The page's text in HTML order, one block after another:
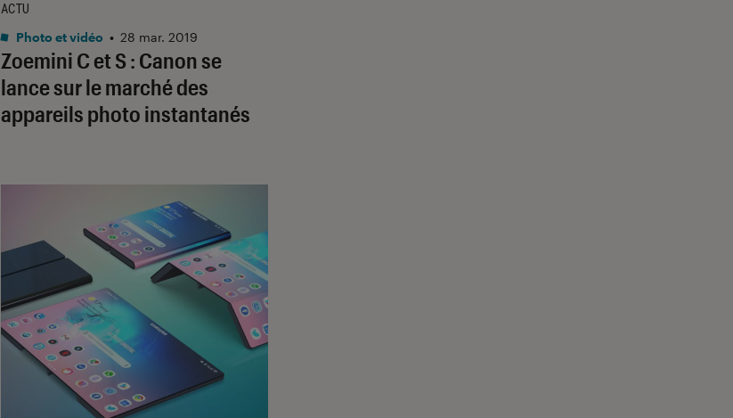
Zoemini C et S : Canon se
lance sur le marché des
appareils photo instantanés
ACTU
Photo et vidéo • 28 mar. 2019